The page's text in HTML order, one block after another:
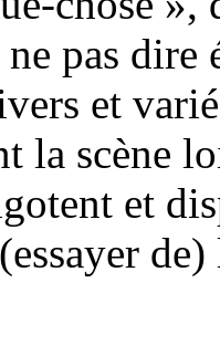
pas dire
et
la scène
et